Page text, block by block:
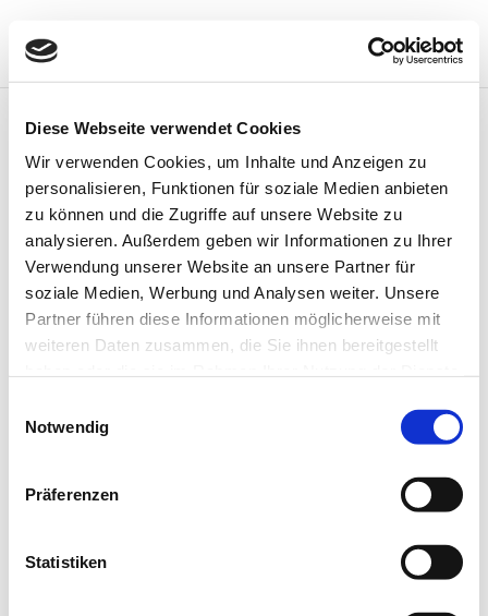
Diese Webseite verwendet Cookies
Wir verwenden Cookies, um Inhalte und Anzeigen zu
personalisieren, Funktionen für soziale Medien anbieten
zu können und die Zugriffe auf unsere Website zu
analysieren. Außerdem geben wir Informationen zu Ihrer
Verwendung unserer Website an unsere Partner für
soziale Medien, Werbung und Analysen weiter. Unsere
Partner führen diese Informationen möglicherweise mit
weiteren Daten zusammen, die Sie ihnen bereitgestellt
Notwendig
Präferenzen
Statistiken
Books from the old school library, © Museum Hameln
The old school, © Museum Hameln